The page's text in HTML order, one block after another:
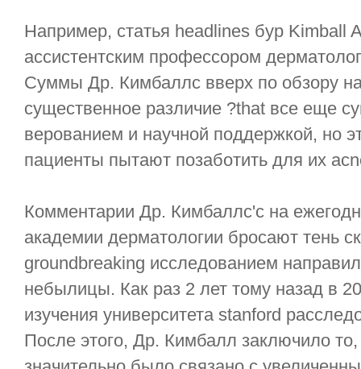
Например, статья headlines бур Kimball
ассистентским профессором
Суммы Др. Кимбаллс вверх по обзору
существенное различие ?that все еще
верованием и научной поддержкой, но
пациенты пытают позаботить для их
Комментарии Др. Кимбаллс'с на
академии дерматологии бросают тень
groundbreaking исследованием
небылицы. Как раз 2 лет тому назад в
изучения университета stanford
После этого, Др. Кимбалл заключило